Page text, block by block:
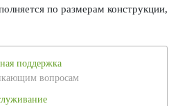
по размерам конструкции,
поддержка
вопросам